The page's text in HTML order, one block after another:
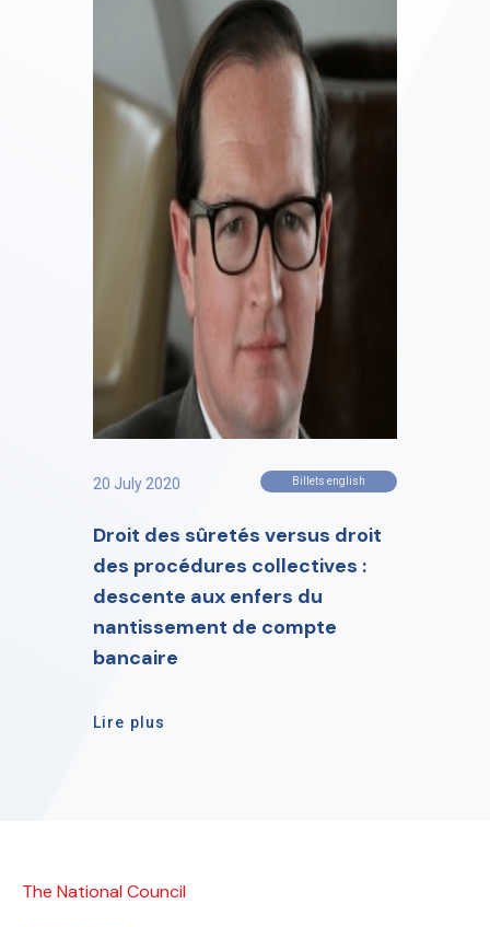
20 July 2020 Billets english
Droit des sûretés versus droit
des procédures collectives :
descente aux enfers du
nantissement de compte
bancaire
Lire plus
The National Council